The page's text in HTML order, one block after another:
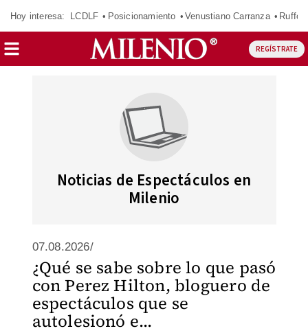
Hoy interesa: LCDLF Posicionamiento Venustiano Carranza Ruffo
REGÍSTRATE
Noticias de Espectáculos en
Milenio
07.08.2026/
¿Qué se sabe sobre lo que pasó
con Perez Hilton, bloguero de
espectáculos que se
autolesionó e...